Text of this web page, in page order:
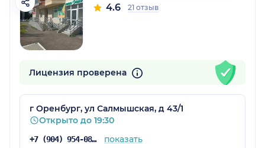
4.6 21 отзыв
Лицензия проверена
г Оренбург, ул Салмышская, д 43/1
Открыто до 19:30
+7 (904) 954-08-32 показать